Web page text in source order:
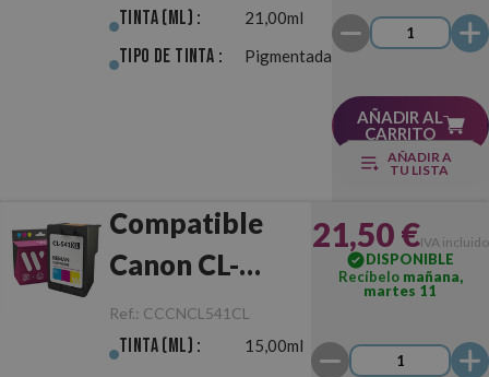
Tinta (ml) : 21,00ml
Tipo de Tinta : Pigmentada
AÑADIR AL
CARRITO
AÑADIR A
TU LISTA
Compatible
Canon CL-
541XL Color
Ref.: CCCNCL541CL
Tinta (ml) : 15,00ml
21,50 €IVA incluido
DISPONIBLE
Recíbelo mañana,
martes 11